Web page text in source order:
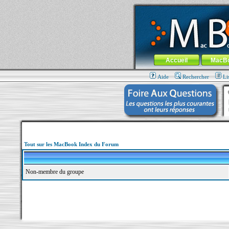
MacBook-fr.com : 100% Apple... 100%
Aller au contenu-Aller au menu
Menu général
Accueil
Aide Rechercher
Tout sur les MacBook Index du Forum
Non-membre du groupe